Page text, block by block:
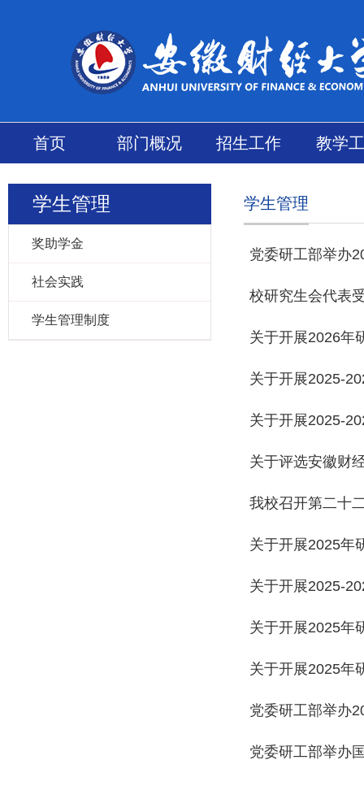
首页 部门概况 招生工作 教学
学生管理
奖助学金
社会实践
学生管理制度
学生管理
党委研工部举办
校研究生会代表
关于开展2026年
关于开展2025-
关于评选安徽财
我校召开第二十
关于开展2025年
关于开展2025年
关于开展2025年
党委研工部举办
党委研工部举办